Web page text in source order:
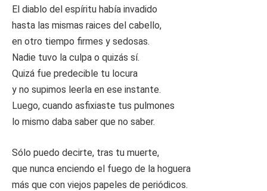
El diablo del espíritu había invadido
hasta las mismas raices del cabello,
en otro tiempo firmes y sedosas.
Nadie tuvo la culpa o quizás sí.
Quizá fue predecible tu locura
y no supimos leerla en ese instante.
Luego, cuando asfixiaste tus pulmones
lo mismo daba saber que no saber.
Sólo puedo decirte, tras tu muerte,
que nunca enciendo el fuego de la hoguera
más que con viejos papeles de periódicos.